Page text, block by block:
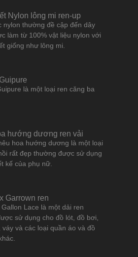
Nylon lông mi ren-up
nylon thường đề cập đến dây
làm từ 100% vật liệu nylon với
giống như lông mi.
là một loại ren căng ba
hướng dương ren vải
hoa hướng dương là một loại
rất đẹp thường được sử dụng
kế của phụ nữ.
Garrown ren
Gallon Lace là một dải ren
sử dụng cho đồ lót, đồ bơi,
và các loại quần áo và đồ